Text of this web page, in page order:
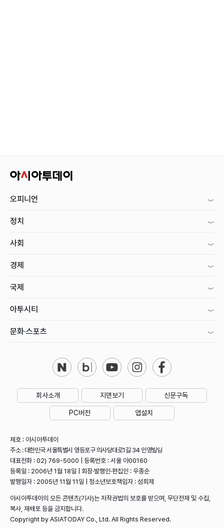
오피니언
정치
사회
경제
국제
아투시티
문화·스포츠
회사소개 지면보기 신문구독
PC버전 앱설치
제호 : 아시아투데이
주소 : 대한민국 서울특별시 영등포구 의사당대로1길 34 인영빌딩
대표전화 : 02) 769-5000 | 등록번호 : 서울 아00160
등록일 : 2006년 1월 18일 | 회장·발행인·편집인 : 우종순
발행일자 : 2005년 11월 11일 | 청소년보호책임자 : 성희제
아시아투데이의 모든 콘텐츠(기사)는 저작권법의 보호를 받으며, 무단전재 및 수집,
복사, 재배포 등을 금지합니다.
Copyright by ASIATODAY Co., Ltd. All Rights Reserved.